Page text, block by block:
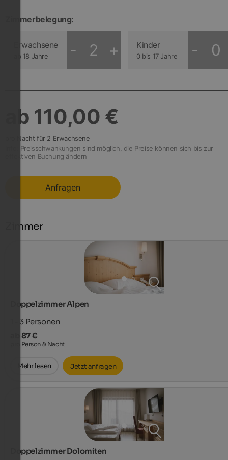
Zimmer
Doppelzimmer Alpen
1 - 3 Personen
ab 87 €
pro Person & Nacht
Mehr lesen Jetzt anfragen
Doppelzimmer Dolomiten